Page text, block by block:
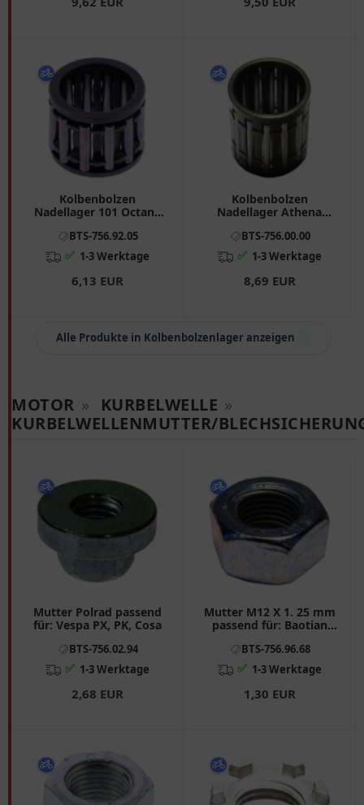
Kolbenbolzen
Nadellager 101 Octane
für: Simson S (51, 53), KR
51/1, Habicht
BTS-756.92.05
✅ 1-3 Werktage
6,13 EUR
Kolbenbolzen
Nadellager Athena
passend für: Husqvarna
CR, WR, WRE
BTS-756.00.00
✅ 1-3 Werktage
8,69 EUR
Alle Produkte in Kolbenbolzenlager anzeigen
MOTOR » KURBELWELLE »
KURBELWELLENMUTTER/
Mutter Polrad passend
für: Vespa PX, PK, Cosa
BTS-756.02.94
✅ 1-3 Werktage
2,68 EUR
Mutter M12 X 1. 25 mm
passend für: Baotian
10, BT49QT - 12A1
BTS-756.96.68
✅ 1-3 Werktage
1,30 EUR